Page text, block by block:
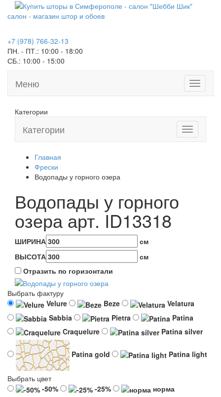
салон - магазин штор и обоев
+7 (978) 766-32-13
ПН. - ПТ.: 10:00 - 18:00
СБ.: 10:00 - 15:00
Toggle
Меню
Категории
Toggle
navigation
Категории
Главная
Фрески
Водопады у горного озера
Водопады у горного
озера арт. ID13318
ШИРИНА
см
ВЫСОТА
см
Отразить по горизонтали
Выбрать фактуру
Velure
Beze
Velatura
Sabbia
Pietra
Patina
Craquelure
Patina silver
Patina gold Patina light
Выбрать цвет
-50%
-25%
норма